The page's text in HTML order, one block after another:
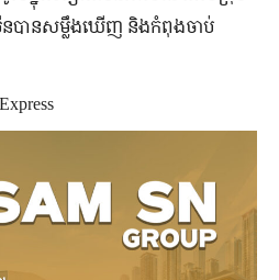
រើនបានសម្លឹងឃើញ និងកំពុងចាប់